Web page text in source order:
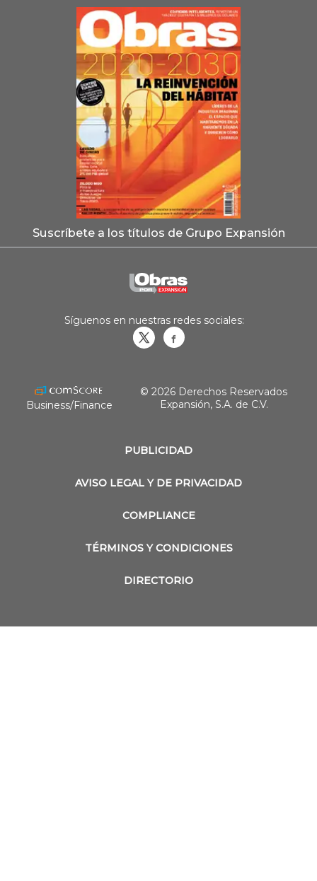
Suscríbete a los títulos de Grupo Expansión
PUBLICIDAD
AVISO LEGAL Y DE PRIVACIDAD
COMPLIANCE
TÉRMINOS Y CONDICIONES
DIRECTORIO
Síguenos en nuestras redes sociales:
Business/Finance
© 2026 Derechos Reservados
Expansión, S.A. de C.V.